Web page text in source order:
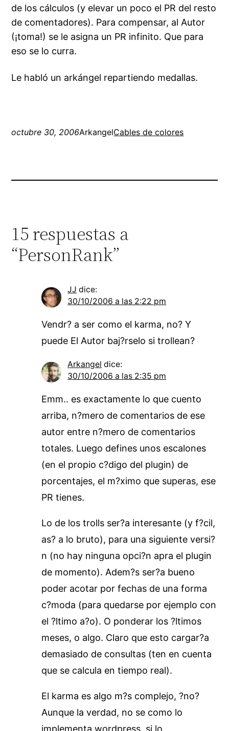
de los cálculos (y elevar un poco el PR del resto
de comentadores). Para compensar, al Autor
(¡toma!) se le asigna un PR infinito. Que para
eso se lo curra.
Le habló un arkángel repartiendo medallas.
octubre 30, 2006ArkangelCables de colores
15 respuestas a
“PersonRank”
JJ dice:
30/10/2006 a las 2:22 pm
Vendr? a ser como el karma, no? Y
puede El Autor baj?rselo si trollean?
Arkangel dice:
30/10/2006 a las 2:35 pm
Emm.. es exactamente lo que cuento
arriba, n?mero de comentarios de ese
autor entre n?mero de comentarios
totales. Luego defines unos escalones
(en el propio c?digo del plugin) de
porcentajes, el m?ximo que superas, ese
PR tienes.
Lo de los trolls ser?a interesante (y f?cil,
as? a lo bruto), para una siguiente versi?
n (no hay ninguna opci?n apra el plugin
de momento). Adem?s ser?a bueno
poder acotar por fechas de una forma
c?moda (para quedarse por ejemplo con
el ?ltimo a?o). O ponderar los ?ltimos
meses, o algo. Claro que esto cargar?a
demasiado de consultas (ten en cuenta
que se calcula en tiempo real).
El karma es algo m?s complejo, ?no?
Aunque la verdad, no se como lo
implementa wordpress, si lo